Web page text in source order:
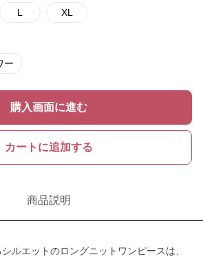
L XL
ー
購入画面に進む
カートに追加する
商品説明
ルエットのロングニットワンピースは、